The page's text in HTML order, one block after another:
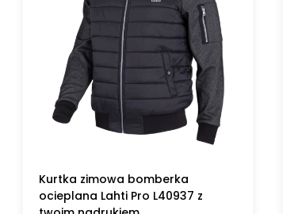
Kurtka zimowa bomberka
ocieplana Lahti Pro L40937 z